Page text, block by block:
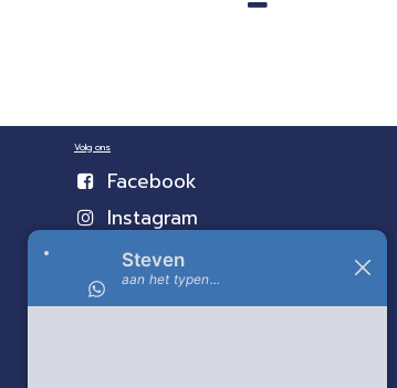
Volg ons
Facebook
Instagram